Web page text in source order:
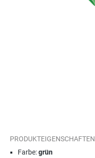
PRODUKTEIGENSCHAFTEN
Farbe:grün